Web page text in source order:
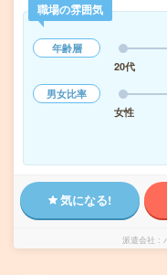
職場の雰囲気
年齢層
20代
男女比率
女性
気になる!
派遣会社